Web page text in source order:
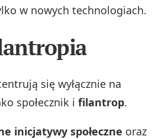
w nowych technologiach.
się wyłącznie na
społecznik i filantrop.
inicjatywy społeczne oraz